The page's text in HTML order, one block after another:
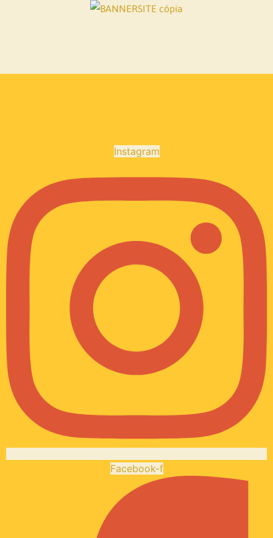
Instagram
Facebook-f